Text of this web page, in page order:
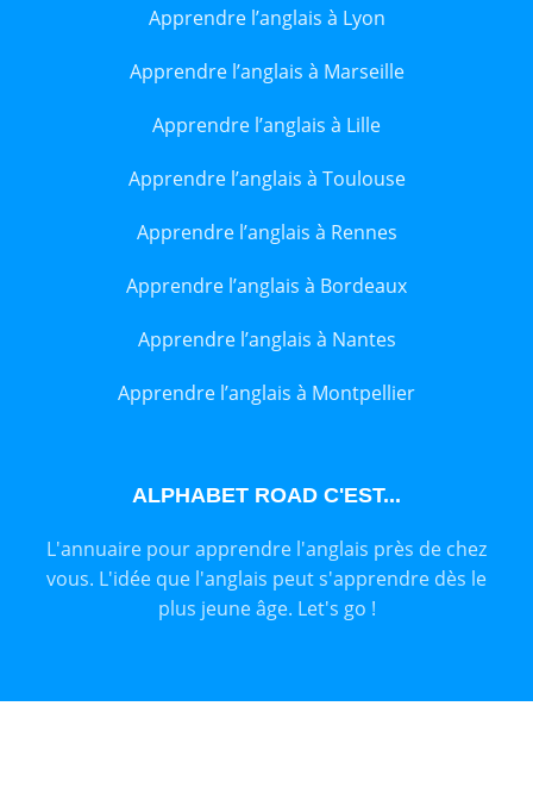
Apprendre l’anglais à Lyon
Apprendre l’anglais à Marseille
Apprendre l’anglais à Lille
Apprendre l’anglais à Toulouse
Apprendre l’anglais à Rennes
Apprendre l’anglais à Bordeaux
Apprendre l’anglais à Nantes
Apprendre l’anglais à Montpellier
ALPHABET ROAD C'EST...
L'annuaire pour apprendre l'anglais près de chez
vous. L'idée que l'anglais peut s'apprendre dès le
plus jeune âge. Let's go !